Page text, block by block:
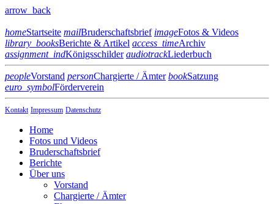
arrow_back
homeStartseite mailBruderschaftsbrief imageFotos & Videos
library_booksBerichte & Artikel access_timeArchiv
assignment_indKönigsschilder audiotrackLiederbuch
peopleVorstand personChargierte / Ämter bookSatzung
euro_symbolFörderverein
Kontakt Impressum Datenschutz
Home
Fotos und Videos
Bruderschaftsbrief
Berichte
Über uns
Vorstand
Chargierte / Ämter